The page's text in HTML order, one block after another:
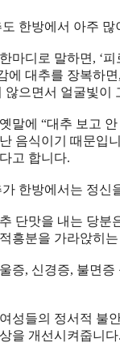
도 한방에서 아주
마디로 말하면 , ‘피
에대추를 장복하면
않으면서 얼굴빛이
옛말에“대추 보고
음식이기 때문입
고 합니다.
가 한방에서는 정신
단맛을 내는 당분
흥분을 가라앉히
증, 신경증, 불면증
성들의 정서적 불
을 개선시켜줍니 다